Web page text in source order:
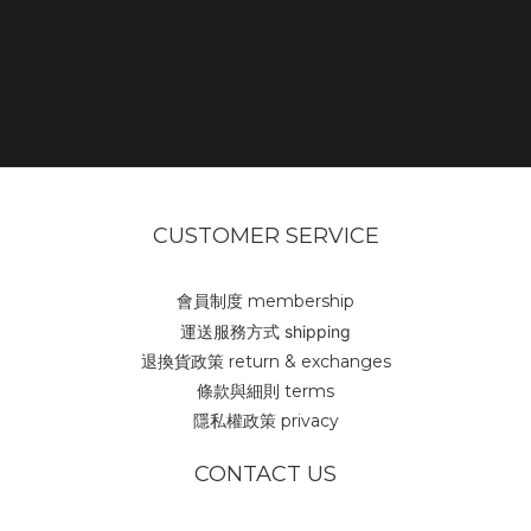
CUSTOMER SERVICE
會員制度 membership
運送服務方式 shipping
退換貨政策 return & exchanges
條款與細則 terms
隱私權政策 privacy
CONTACT US